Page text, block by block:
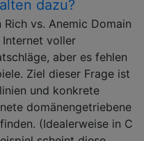
dazu?
vs. Anemic Domain
voller
aber es fehlen
Ziel dieser Frage ist
und konkrete
domänengetriebene
(Idealerweise in C